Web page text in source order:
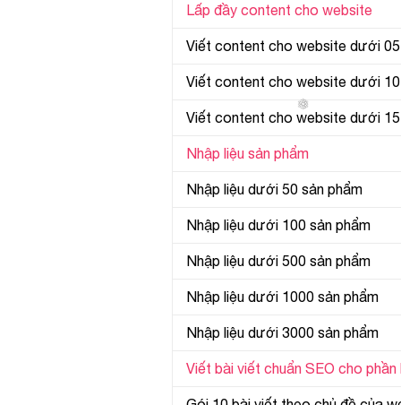
Lấp đầy content cho website
Viết content cho website dưới
Viết content cho website dưới
Viết content cho website dưới
Nhập liệu sản phẩm
Nhập liệu dưới 50 sản phẩm
Nhập liệu dưới 100 sản phẩm
Nhập liệu dưới 500 sản phẩm
Nhập liệu dưới 1000 sản phẩm
Nhập liệu dưới 3000 sản phẩm
Viết bài viết chuẩn SEO cho